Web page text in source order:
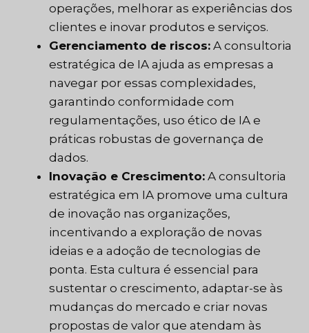
operações, melhorar as experiências dos
clientes e inovar produtos e serviços.
Gerenciamento de riscos: A consultoria
estratégica de IA ajuda as empresas a
navegar por essas complexidades,
garantindo conformidade com
regulamentações, uso ético de IA e
práticas robustas de governança de
dados.
Inovação e Crescimento: A consultoria
estratégica em IA promove uma cultura
de inovação nas organizações,
incentivando a exploração de novas
ideias e a adoção de tecnologias de
ponta. Esta cultura é essencial para
sustentar o crescimento, adaptar-se às
mudanças do mercado e criar novas
propostas de valor que atendam às